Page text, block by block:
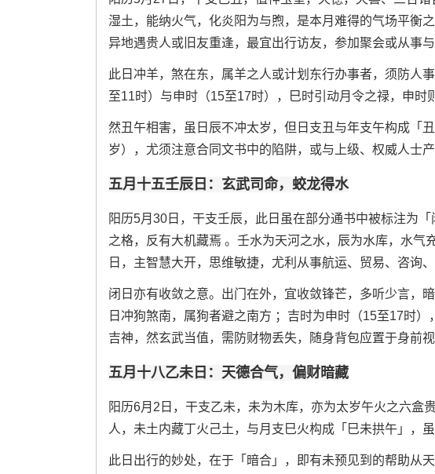
湿土，能纳火气，化炎阳为与煦，是本月难得的气场平衡
异地遇贵人或旧友重逢，最宜出行访友，参加聚会或从事
此日冲羊，煞在东，属羊之人或计划东行办事者，须防人
至11时）与申时（15至17时），巳时引动月令之禄，申时
然丑午相害，虽日辰不冲太岁，但日支丑与年支午构成「
岁），尤须注意合同文书中的陷阱，或与上级、权威人士产
五月十五壬辰日：玄武司命，蛟龙得水
阳历5月30日，干支壬辰，此日虽在部分通书中被标注为
之格，反有大机藏焉 。壬水为天河之水，辰为水库，水气
日，主智慧大开，思维敏捷，尤利从事航运、贸易、咨询
闭日亦有收敛之意。出门在外，宜收敛锋芒，多听少言，
日冲狗煞南，属狗者避之南方 ；吉时为申时（15至17时
吉神，然玄武当值，需防财物丢失，随身背包应置于身前视
五月十八乙未日：天德合气，偏财暗藏
阳历6月2日，干支乙未，未为木库，亦为太岁午火之六盒
人，未土内藏丁火己土，与月支巳火构成「巳未拱午」，
此日出行的妙处，在于「暗合」，即有未预见到的帮助从